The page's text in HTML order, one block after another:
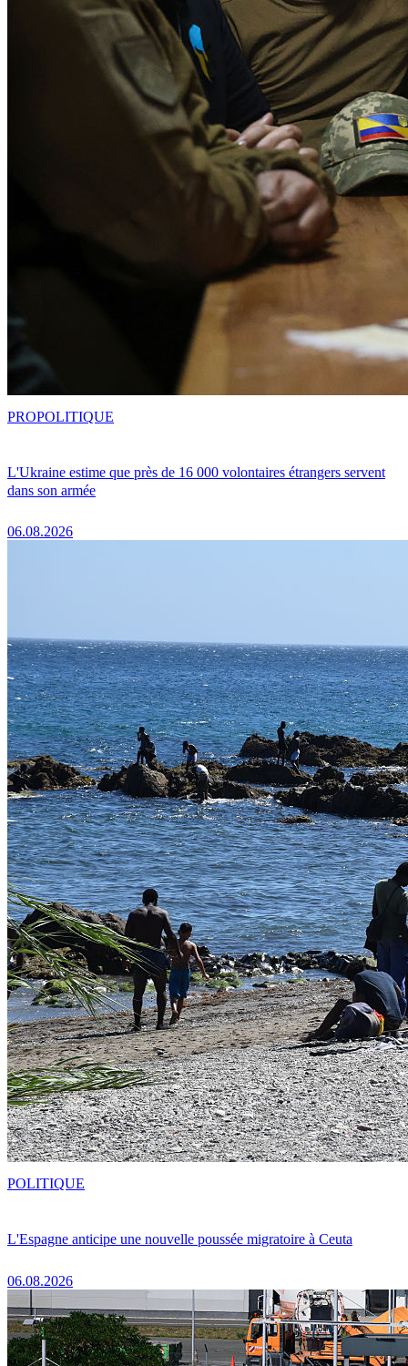
L'Ukraine estime que près de 16 000 volontaires étrangers servent
dans son armée
06.08.2026
PROPOLITIQUE
L'Espagne anticipe une nouvelle poussée migratoire à Ceuta
06.08.2026
POLITIQUE